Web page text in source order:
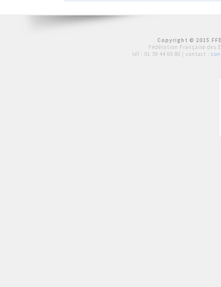
Copyright © 2015
Fédération Française des
tél : 01 39 44 65 80 | contact :